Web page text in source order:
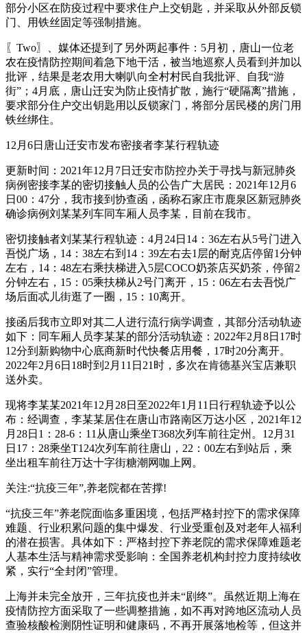
部分小区在防疫过程中要求住户上交钥匙，并采取从外部反锁
门、用铁丝固定等强制措施。
〖Two〗、媒体还提到了另外两起事件：5月初，唐山一位老
农在疫情防控期间着急下地干活，被当地巡察人员看到并加以
批评，结果是老农用大喇叭向全村村民自我批评、自我“游
街”；4月底，唐山迁安为防止疫情扩散，施行“硬隔离”措施，
要求部分住户交出钥匙用以反锁家门，将部分居民楼的房门用
铁丝绑住。
12月6日唐山迁安市发布密接者李某行程轨迹
更新时间：2021年12月7日迁安市防控办关于寻找与新冠肺炎
病例密接李某的密切接触人员的公告广大居民：2021年12月6
日00：47分，我市接到协查函，函称石家庄市鹿泉区新冠肺炎
确诊病例刘某某列车同车厢人员李某，目前在我市。
密切接触者刘某某行程轨迹：4月24日14：36左右从5号门进入
吾悦广场，14：38左右到14：39左右去1层的耐克店停留1分钟
左右，14：48左右乘扶梯进入5层COCO奶茶店买奶茶，停留2
分钟左右，15：05乘扶梯从2号门离开，15：06左右去吾悦广
场后面忒儿街逛了一圈，15：10离开。
接函后我市立即对其二人进行流行病学调查，其部分活动轨迹
如下：同车厢人员李某某的部分活动轨迹：2022年2月8日17时
12分到新购物中心底商新时代快餐店用餐，17时20分离开。
2022年2月6日18时到2月11日21时，多次在肯德基兴宝店兼职
送外卖。
现将李某某2021年12月28日至2022年1月11日行程轨迹予以公
布：经调查，李某某居住在唐山市路南区万达小区，2021年12
月28日1：28-6：11从唐山乘坐T368次列车前往定州。12月31
日17：28乘坐T124次列车前往唐山，22：00左右到站后，乘
坐出租车前往万达十字街糖潮网咖上网。
关注:“抗疫三年”,养老院都在苦撑!
“抗疫三年”养老院面临多重困境，包括严格封控下的需求保障
难题、行业积累问题的集中爆发、行业受重创及对老年人福利
的潜在损害。具体如下：严格封控下养老院的需求保障难题老
人基本生活与精神需求受影响：全国养老机构封控力度持续收
紧，实行“全封闭”管理。
上海并未完全放开，三年抗疫也并未“剧终”。虽然近期上海在
疫情防控方面采取了一些调整措施，如不再对跨地区流动人员
查验核酸检测阴性证明和健康码，不再开展落地检等，但这并